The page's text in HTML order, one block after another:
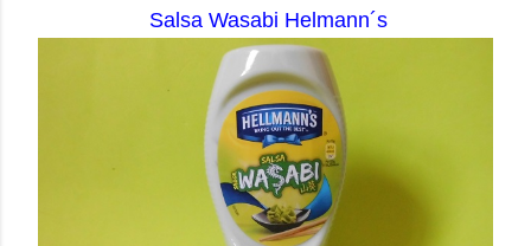
Salsa Wasabi Helmann´s